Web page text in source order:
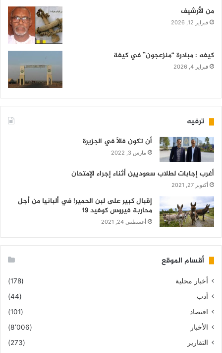
من الأرشيف
فبراير 12, 2026
كيفه : مبادرة “منزعجون” في كيفة
فبراير 4, 2026
ترفيه
أن تكون فالاً في الجزيرة
مارس 3, 2022
أغرب إجابات لطلاب سعوديين أثناء إجراء الإمتحان
أكتوبر 27, 2021
إقبال كبير على لبن الحمير! في ألبانيا من أجل
محاربة فيروس كوفيد 19
أغسطس 24, 2021
أقسام الموقع
أخبار محلية
(178)
أدب
(44)
اقتصاد
(101)
الأخبار
(8٬006)
التقارير
(273)